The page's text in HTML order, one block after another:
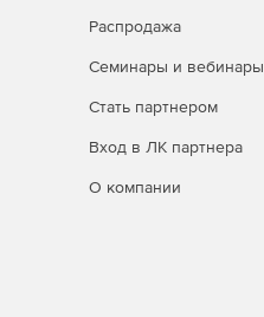
Распродажа
Семинары и вебинары
Стать партнером
Вход в ЛК партнера
О компании